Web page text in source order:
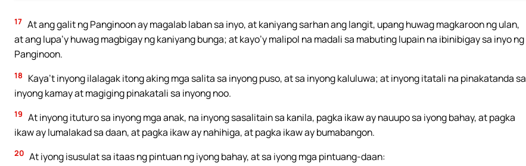
17 At ang galit ng Panginoon ay magalab laban sa inyo, at kaniyang sarhan ang langit, upang huwag magkaroon ng ulan,
at ang lupa’y huwag magbigay ng kaniyang bunga; at kayo’y malipol na madali sa mabuting lupain na ibinibigay sa inyo ng
Panginoon.
18
Kaya’t inyong ilalagak itong aking mga salita sa inyong puso, at sa inyong kaluluwa; at inyong itatali na pinakatanda sa
inyong kamay at magiging pinakatali sa inyong noo.
19 At inyong ituturo sa inyong mga anak, na inyong sasalitain sa kanila, pagka ikaw ay nauupo sa iyong bahay, at pagka
ikaw ay lumalakad sa daan, at pagka ikaw ay nahihiga, at pagka ikaw ay bumabangon.
20 At iyong isusulat sa itaas ng pintuan ng iyong bahay, at sa iyong mga pintuang-daan: